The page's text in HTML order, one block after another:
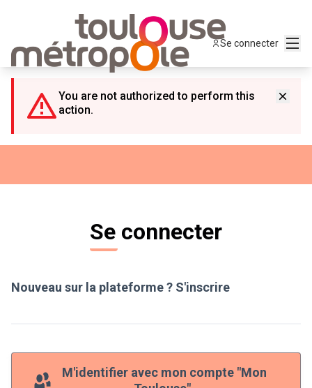
Se connecter
You are not authorized to perform this
action.
Se connecter
Nouveau sur la plateforme ? S'inscrire
M'identifier avec mon compte "Mon